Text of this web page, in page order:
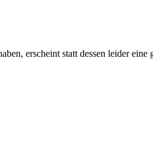
erscheint statt dessen leider eine